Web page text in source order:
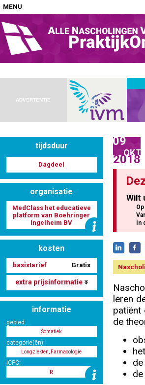
MENU
Home
Nascholingen op locatie (agenda)
Nascholingen online (elearning)
Nascholingen op aanvraag (in-company)
Nascholing aanmelden
Zoek op kaart
Registreren
ADVERTENTIE
tijdsduur
Dagdeel
organisatie
MedClass het educatieve
platform van Boehringer
Ingelheim BV
kosten
basistarief Gratis
extra prijsinformatie
informatie
gebied:
Somatiek
categorie(ën):
Longziekten, Farmacologie
ICPC:
R
09
OKT
2018
Wilt
In
leren
patiënt
de